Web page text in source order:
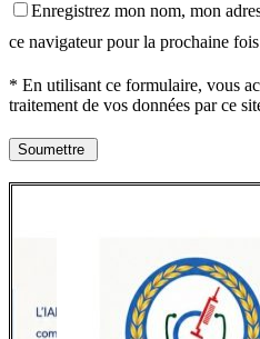
Enregistrez mon nom, mon
ce navigateur pour la prochaine
* En utilisant ce formulaire, vous
traitement de vos données par ce